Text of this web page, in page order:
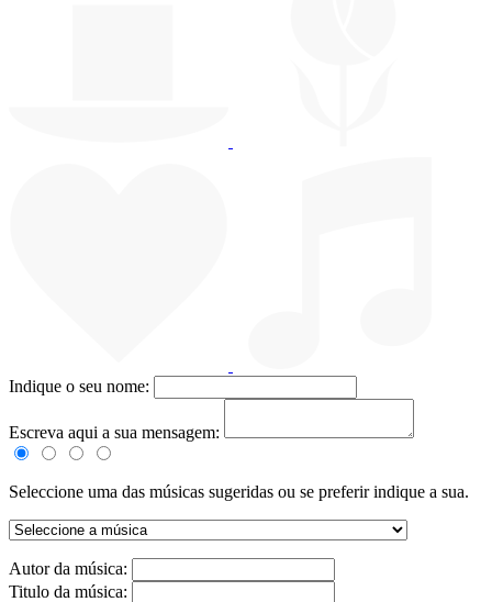
Indique o seu nome:
Escreva aqui a sua mensagem:
Seleccione uma das músicas sugeridas ou se preferir indique a sua.
Autor da música:
Titulo da música: